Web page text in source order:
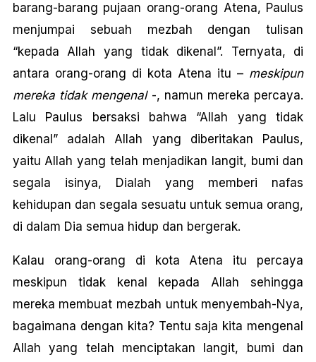
barang-barang pujaan orang-orang Atena, Paulus
menjumpai sebuah mezbah dengan tulisan
“kepada Allah yang tidak dikenal”. Ternyata, di
antara orang-orang di kota Atena itu – meskipun
mereka tidak mengenal-, namun mereka percaya.
Lalu Paulus bersaksi bahwa “Allah yang tidak
dikenal” adalah Allah yang diberitakan Paulus,
yaitu Allah yang telah menjadikan langit, bumi dan
segala isinya, Dialah yang memberi nafas
kehidupan dan segala sesuatu untuk semua orang,
di dalam Dia semua hidup dan bergerak.
Kalau orang-orang di kota Atena itu percaya
meskipun tidak kenal kepada Allah sehingga
mereka membuat mezbah untuk menyembah-Nya,
bagaimana dengan kita? Tentu saja kita mengenal
Allah yang telah menciptakan langit, bumi dan